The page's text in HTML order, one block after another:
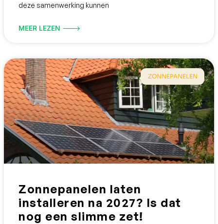
deze samenwerking kunnen
MEER LEZEN 🡒
ZONNEPANELEN
Zonnepanelen laten
installeren na 2027? Is dat
nog een slimme zet!